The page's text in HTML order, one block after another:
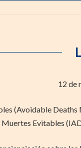
12 de
(Avoidable
Evitables